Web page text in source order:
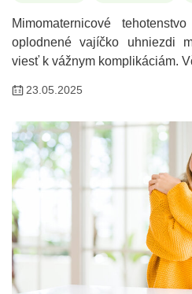
Mimomaternicové
oplodnené vajíčko uhniezdi
viesť k vážnym komplikáciám.
23.05.2025